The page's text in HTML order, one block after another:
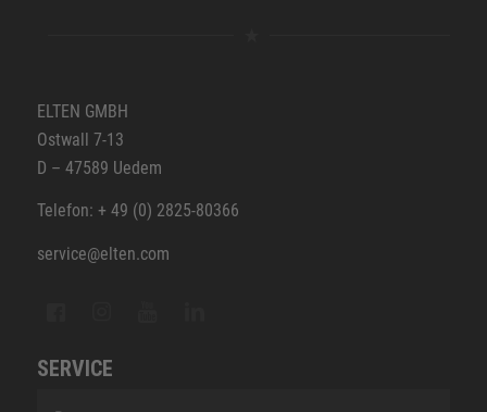
ELTEN GMBH
Ostwall 7-13
D – 47589 Uedem
Telefon: + 49 (0) 2825-80366
service@elten.com
SERVICE